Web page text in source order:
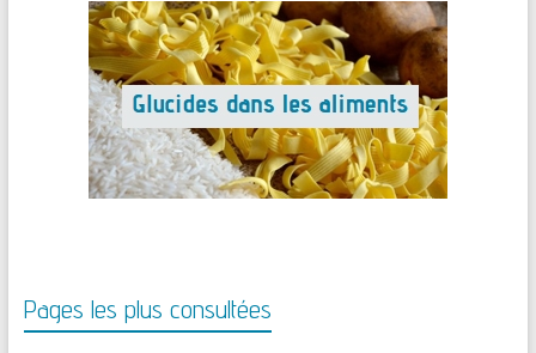
Pages les plus consultées